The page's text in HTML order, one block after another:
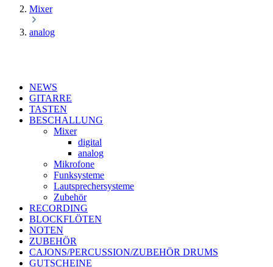
Mixer
analog
NEWS
GITARRE
TASTEN
BESCHALLUNG
Mixer
digital
analog
Mikrofone
Funksysteme
Lautsprechersysteme
Zubehör
RECORDING
BLOCKFLÖTEN
NOTEN
ZUBEHÖR
CAJONS/PERCUSSION/ZUBEHÖR DRUMS
GUTSCHEINE